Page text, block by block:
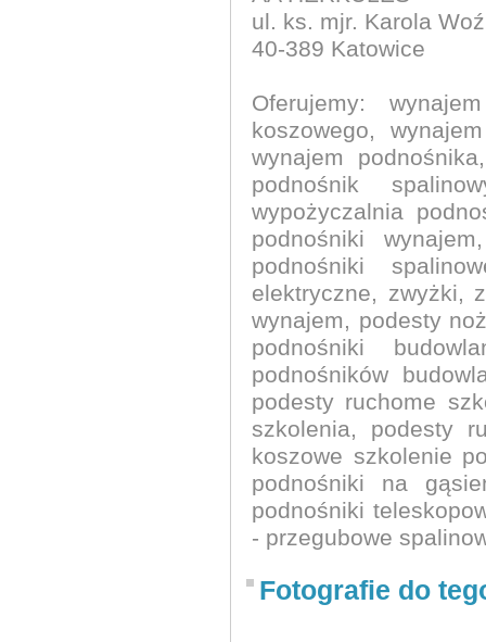
ul. ks. mjr. Karola
40-389 Katowice
Oferujemy:
koszowego,
wynajem
podnośnik
wypożyczalnia
podnośniki
podnośniki
elektryczne, zwyżki,
wynajem, podesty
podnośniki
podnośników
podesty ruchome
szkolenia, podesty
koszowe szkolenie
podnośniki na
podnośniki
- przegubowe
Fotografie do